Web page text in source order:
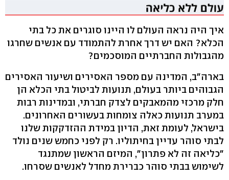
איך היה נראה העולם לו היינו סוגרים את כל בתי
הכלא? האם יש דרך אחרת להתמודד עם אנשים שחרגו
מהגבולות החברתיים המוסכמים?
בארה"ב, המדינה עם מספר האסירים ושיעור האסירים
הגבוהים ביותר בעולם, תנועות לביטול בתי הכלא הן
חלק מרכזי מהמאבקים לצדק חברתי, ובמדינות רבות
במערב תנועות כאלה צומחות בעשורים האחרונים.
בישראל, לעומת זאת, הדיון במידת ההזדקקות שלנו
לבתי סוהר עדיין בחיתוליו. רק לפני כחמש שנים נולד
"כליאה זה לא פתרון", המיזם הראשון שמתנגד
לשימוש בבתי סוהר כברירת מחדל לאנשים שסרחו.